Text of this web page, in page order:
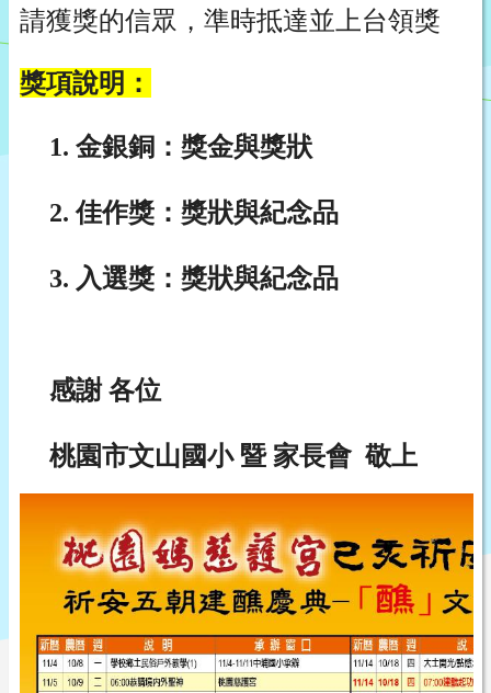
請獲獎的信眾，準時抵達並上台領獎
獎項說明：
1. 金銀銅：獎金與獎狀
2.佳作獎：獎狀與紀念品
3. 入選獎：獎狀與紀念品
感謝 各位
桃園市文山國小 暨 家長會 敬上